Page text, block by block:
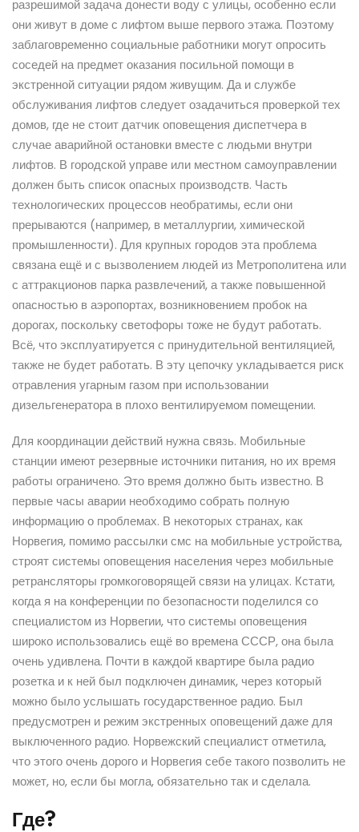
разрешимой задача донести воду с улицы, особенно если
они живут в доме с лифтом выше первого этажа. Поэтому
заблаговременно социальные работники могут опросить
соседей на предмет оказания посильной помощи в
экстренной ситуации рядом живущим. Да и службе
обслуживания лифтов следует озадачиться проверкой тех
домов, где не стоит датчик оповещения диспетчера в
случае аварийной остановки вместе с людьми внутри
лифтов. В городской управе или местном самоуправлении
должен быть список опасных производств. Часть
технологических процессов необратимы, если они
прерываются (например, в металлургии, химической
промышленности). Для крупных городов эта проблема
связана ещё и с вызволением людей из Метрополитена или
с аттракционов парка развлечений, а также повышенной
опасностью в аэропортах, возникновением пробок на
дорогах, поскольку светофоры тоже не будут работать.
Всё, что эксплуатируется с принудительной вентиляцией,
также не будет работать. В эту цепочку укладывается риск
отравления угарным газом при использовании
дизельгенератора в плохо вентилируемом помещении.
Для координации действий нужна связь. Мобильные
станции имеют резервные источники питания, но их время
работы ограничено. Это время должно быть известно. В
первые часы аварии необходимо собрать полную
информацию о проблемах. В некоторых странах, как
Норвегия, помимо рассылки смс на мобильные устройства,
строят системы оповещения населения через мобильные
ретрансляторы громкоговорящей связи на улицах. Кстати,
когда я на конференции по безопасности поделился со
специалистом из Норвегии, что системы оповещения
широко использовались ещё во времена СССР, она была
очень удивлена. Почти в каждой квартире была радио
розетка и к ней был подключен динамик, через который
можно было услышать государственное радио. Был
предусмотрен и режим экстренных оповещений даже для
выключенного радио. Норвежский специалист отметила,
что этого очень дорого и Норвегия себе такого позволить не
может, но, если бы могла, обязательно так и сделала.
Где?